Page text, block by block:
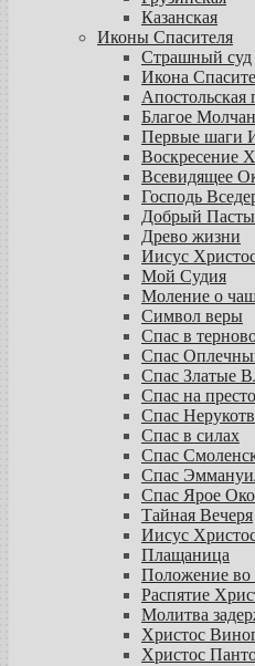
Казанская
Иконы Спасителя
Страшный суд
Икона
Апостольская
Благое
Первые шаги
Воскресение
Всевидящее
Господь
Добрый
Древо жизни
Иисус
Мой Судия
Моление о
Символ веры
Спас в
Спас
Спас Златые
Спас на
Спас
Спас в силах
Спас
Спас
Спас Ярое Око
Тайная Вечеря
Иисус
Плащаница
Положение во
Распятие
Молитва
Христос
Христос